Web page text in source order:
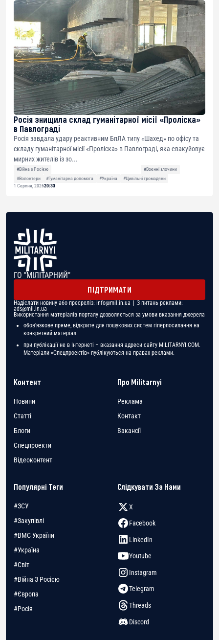
Росія знищила склад гуманітарної місії «Проліска»
в Павлограді
Росія завдала удару реактивним БпЛА типу «Шахед» по офісу та
складу гуманітарної місії «Проліска» в Павлограді, яка евакуйовує
мирних жителів із зо...
#Війна з Росією
#Воєнні злочини
#Волонтери
#Гуманітарна допомога #Україна
#Цивільні громадяни
1 Серпня, 202620:33
ГО "МІЛІТАРНИЙ"
ПІДТРИМАТИ
Надіслати новину або пресреліз: info@mil.in.ua | З питань реклами:
ads@mil.in.ua
Використання матеріалів порталу дозволяється за умови вказання джерела
обов'язкове пряме, відкрите для пошукових систем гіперпосилання на
конкретний матеріал
при публікації не в Інтернеті – вказання адреси сайту MILITARNYI.COM.
Матеріали «Спецпроектів» публікуються на правах реклами.
Контент
Новини
Статті
Блоги
Спецпроекти
Відеоконтент
Про Militarnyi
Реклама
Контакт
Вакансії
Популярні Теги
#ЗСУ
#Закупівлі
#ВМС України
#Україна
#Світ
#Війна З Росією
#Європа
#Росія
Слідкувати За Нами
X
Facebook
LinkedIn
Youtube
Instagram
Telegram
Threads
Discord